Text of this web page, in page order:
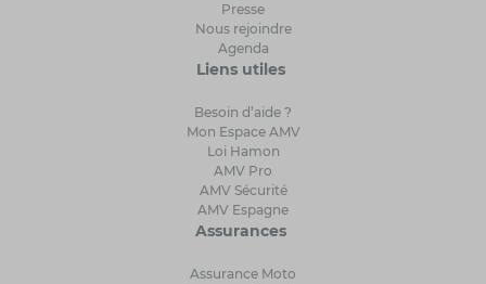
Presse
Nous rejoindre
Agenda
Liens utiles
Besoin d’aide ?
Mon Espace AMV
Loi Hamon
AMV Pro
AMV Sécurité
AMV Espagne
Assurances
Assurance Moto